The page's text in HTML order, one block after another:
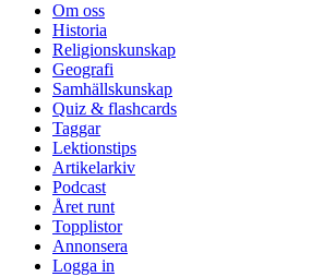
Om oss
Historia
Religionskunskap
Geografi
Samhällskunskap
Quiz & flashcards
Taggar
Lektionstips
Artikelarkiv
Podcast
Året runt
Topplistor
Annonsera
Logga in